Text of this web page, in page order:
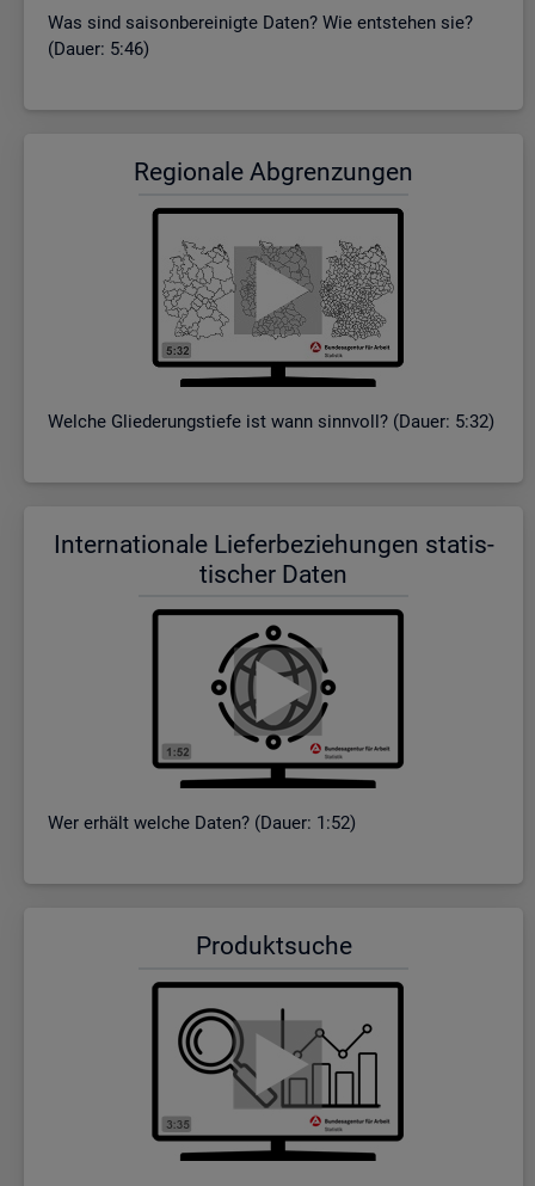
Was sind sai­son­be­rei­nig­te Daten? Wie ent­ste­hen sie?
(Dauer: 5:46)
Re­gio­na­le Ab­gren­zun­gen
Wel­che Glie­de­rungs­tie­fe ist wann sinn­voll? (Dauer: 5:32)
In­ter­na­tio­na­le Lie­fer­be­zie­hun­gen sta­tis­
ti­scher Daten
Wer er­hält wel­che Daten? (Dauer: 1:52)
Pro­dukt­su­che